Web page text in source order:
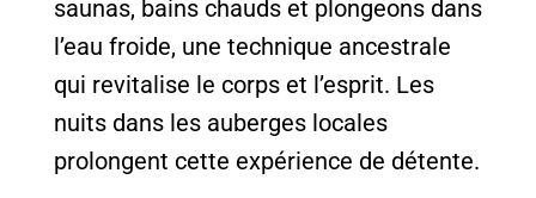
saunas, bains chauds et plongeons dans
l’eau froide, une technique ancestrale
qui revitalise le corps et l’esprit. Les
nuits dans les auberges locales
prolongent cette expérience de détente.